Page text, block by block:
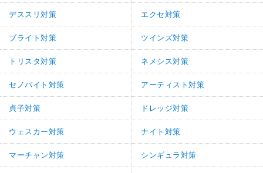
デススリ対策 エクセ対策
ブライト対策 ツインズ対策
トリスタ対策 ネメシス対策
セノバイト対策 アーティスト対策
貞子対策 ドレッジ対策
ウェスカー対策 ナイト対策
マーチャン対策 シンギュラ対策